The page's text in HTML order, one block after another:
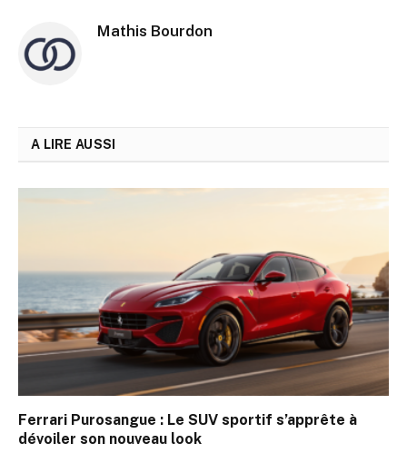
Mathis Bourdon
A LIRE AUSSI
Ferrari Purosangue : Le SUV sportif s’apprête à
dévoiler son nouveau look